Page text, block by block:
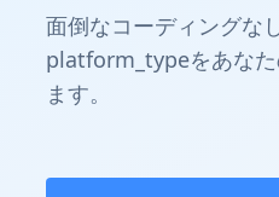
面倒なコーディング
platform_typeをあなた
ます。